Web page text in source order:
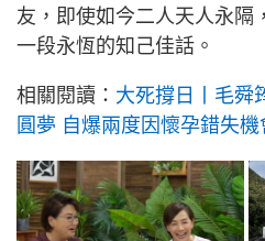
友，即使如今二人天人永隔
一段永恆的知己佳話。
相關閱讀： 大死撐日丨毛舜
圓夢 自爆兩度因懷孕錯失